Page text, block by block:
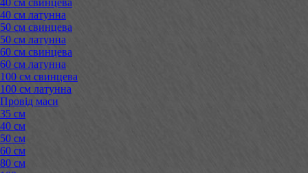
40 см латунна
50 см свинцева
50 см латунна
60 см свинцева
60 см латунна
100 см свинцева
100 см латунна
Провід маси
35 см
40 см
50 см
60 см
80 см